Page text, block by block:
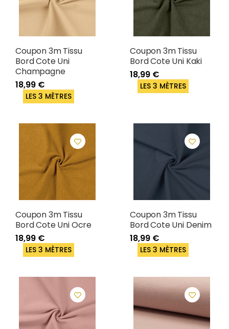
Coupon 3m Tissu
Bord Cote Uni
Champagne
18,99 €
LES 3 MÈTRES
Coupon 3m Tissu
Bord Cote Uni Kaki
18,99 €
LES 3 MÈTRES
Coupon 3m Tissu
Bord Cote Uni Ocre
18,99 €
LES 3 MÈTRES
Coupon 3m Tissu
Bord Cote Uni Denim
18,99 €
LES 3 MÈTRES